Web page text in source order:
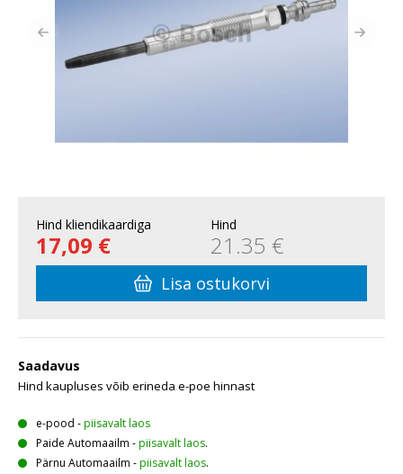
Hind kliendikaardiga
17,09 €
Hind
21.35 €
Lisa ostukorvi
Saadavus
Hind kaupluses võib erineda e-poe hinnast
e-pood -piisavalt laos
Paide Automaailm -piisavalt laos.
Pärnu Automaailm -piisavalt laos.